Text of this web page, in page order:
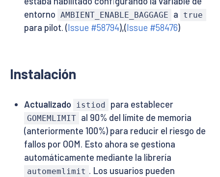
entorno AMBIENT_ENABLE_BAGGAGE a true
para pilot. (Issue #58794),(Issue #58476)
Instalación
Actualizado istiod para establecer
GOMEMLIMIT al 90% del límite de memoria
(anteriormente 100%) para reducir el riesgo de
fallos por OOM. Esto ahora se gestiona
automáticamente mediante la librería
automemlimit . Los usuarios pueden